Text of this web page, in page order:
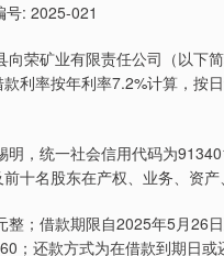
: 2025-021
荣矿业有限责任公司（以下
利率按年利率7.2%计算，按
，统一社会信用代码为
十名股东在产权、业务、资产
；借款期限自2025年5月26
；还款方式为在借款到期日或